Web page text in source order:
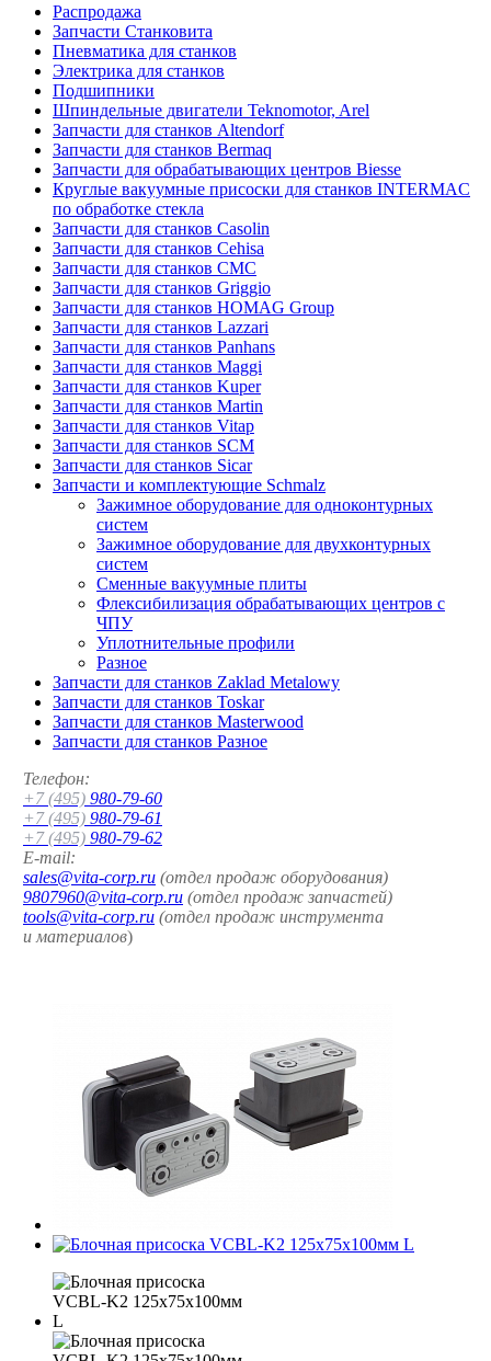
Распродажа
Запчасти Станковита
Пневматика для станков
Электрика для станков
Подшипники
Шпиндельные двигатели Teknomotor, Arel
Запчасти для станков Altendorf
Запчасти для станков Bermaq
Запчасти для обрабатывающих центров Biesse
Круглые вакуумные присоски для станков INTERMAC
по обработке стекла
Запчасти для станков Casolin
Запчасти для станков Cehisa
Запчасти для станков CMC
Запчасти для станков Griggio
Запчасти для станков HOMAG Group
Запчасти для станков Lazzari
Запчасти для станков Panhans
Запчасти для станков Maggi
Запчасти для станков Kuper
Запчасти для станков Martin
Запчасти для станков Vitap
Запчасти для станков SCM
Запчасти для станков Sicar
Запчасти и комплектующие Schmalz
Зажимное оборудование для одноконтурных
систем
Зажимное оборудование для двухконтурных
систем
Сменные вакуумные плиты
Флексибилизация обрабатывающих центров с
ЧПУ
Уплотнительные профили
Разное
Запчасти для станков Zaklad Metalowy
Запчасти для станков Toskar
Запчасти для станков Masterwood
Запчасти для станков Разное
Телефон:
+7 (495) 980-79-60
+7 (495) 980-79-61
+7 (495) 980-79-62
E-mail:
sales@vita-corp.ru (отдел продаж оборудования)
9807960@vita-corp.ru (отдел продаж запчастей)
tools@vita-corp.ru (отдел продаж инструмента
и материалов)